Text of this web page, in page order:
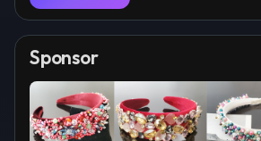
Sponsor